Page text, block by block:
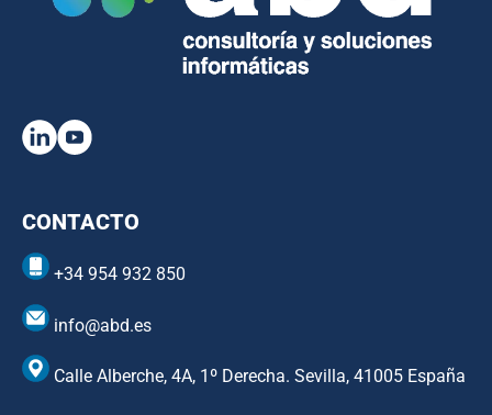
CONTACTO
+34 954 932 850
info@abd.es
Calle Alberche, 4A, 1º Derecha. Sevilla, 41005 España